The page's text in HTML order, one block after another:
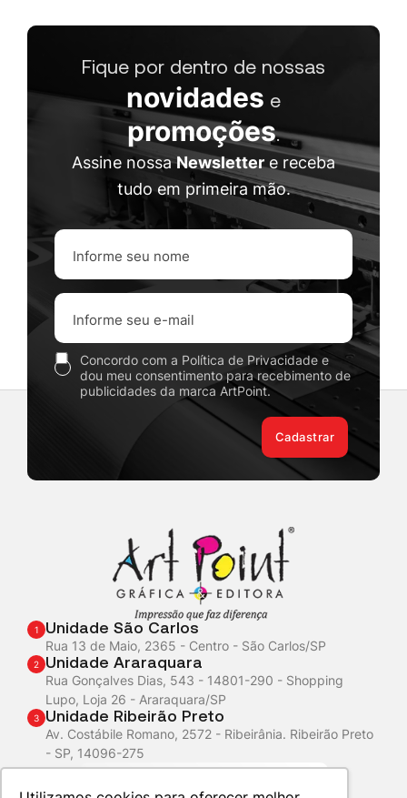
Fique por dentro de nossas
novidades e
promoções.
Assine nossaNewslettere receba
tudo em primeira mão.
Concordo com a Política de Privacidade e
dou meu consentimento para recebimento de
publicidades da marca ArtPoint.
Cadastrar
1 Unidade São Carlos
Rua 13 de Maio, 2365 - Centro - São Carlos/SP
2 Unidade Araraquara
Rua Gonçalves Dias, 543 - 14801-290 - Shopping
Lupo, Loja 26 - Araraquara/SP
3 Unidade Ribeirão Preto
Av. Costábile Romano, 2572 - Ribeirânia. Ribeirão Preto
- SP, 14096-275
Atendimento WhatsApp